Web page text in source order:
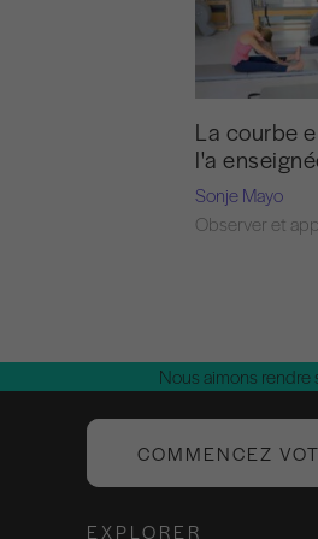
La courbe
l'a
Sonje Mayo
Observer et
Nous aimons
COMMENCEZ
EXPLORER